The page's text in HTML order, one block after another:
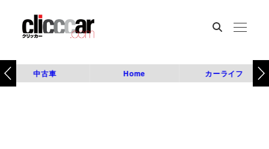
中古車 Home カーライフ